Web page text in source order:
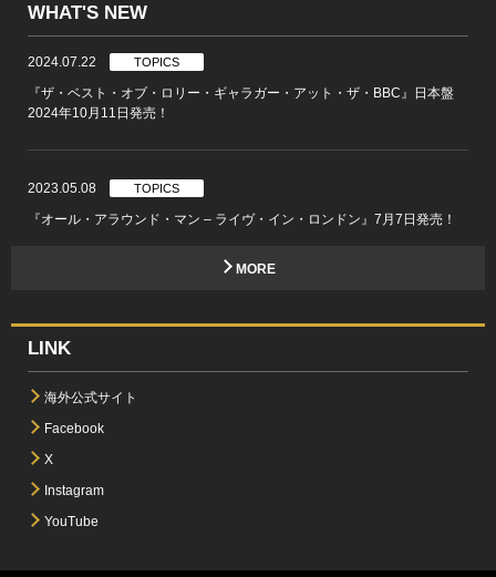
WHAT'S NEW
2024.07.22 TOPICS
『ザ・ベスト・オブ・ロリー・ギャラガー・アット・ザ・BBC』日本盤
2024年10月11日発売！
2023.05.08 TOPICS
『オール・アラウンド・マン – ライヴ・イン・ロンドン』7月7日発売！
MORE
LINK
海外公式サイト
Facebook
X
Instagram
YouTube